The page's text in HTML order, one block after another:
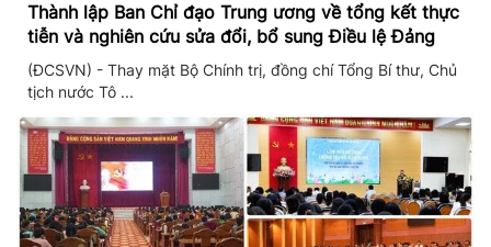
Thành lập Ban Chỉ đạo Trung ương về tổng kết thực
tiễn và nghiên cứu sửa đổi, bổ sung Điều lệ Đảng
(ĐCSVN) - Thay mặt Bộ Chính trị, đồng chí Tổng Bí thư, Chủ
tịch nước Tô ...